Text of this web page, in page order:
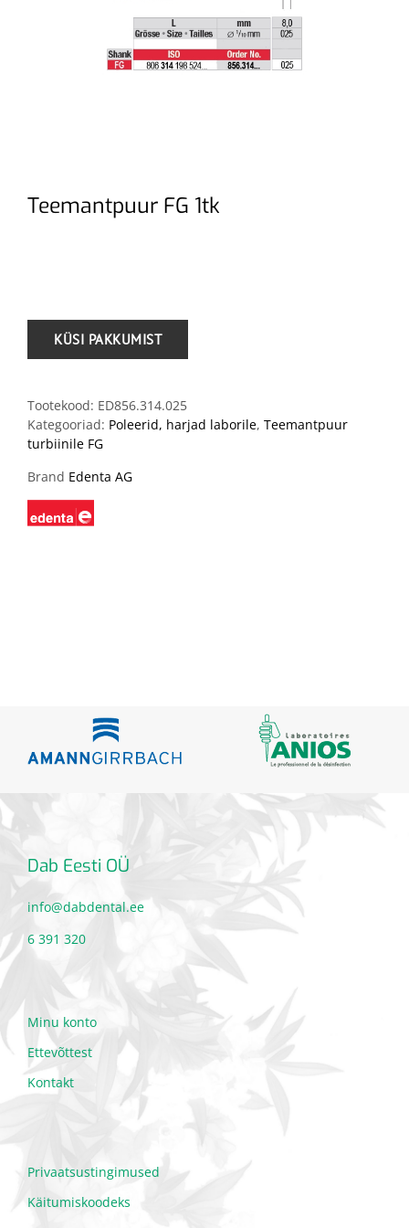
Teemantpuur FG 1tk
Tootekood: ED856.314.025
Kategooriad: Poleerid, harjad laborile, Teemantpuur
turbiinile FG
Brand Edenta AG
Dab Eesti OÜ
info@dabdental.ee
6 391 320
Minu konto
Ettevõttest
Kontakt
Privaatsustingimused
Käitumiskoodeks